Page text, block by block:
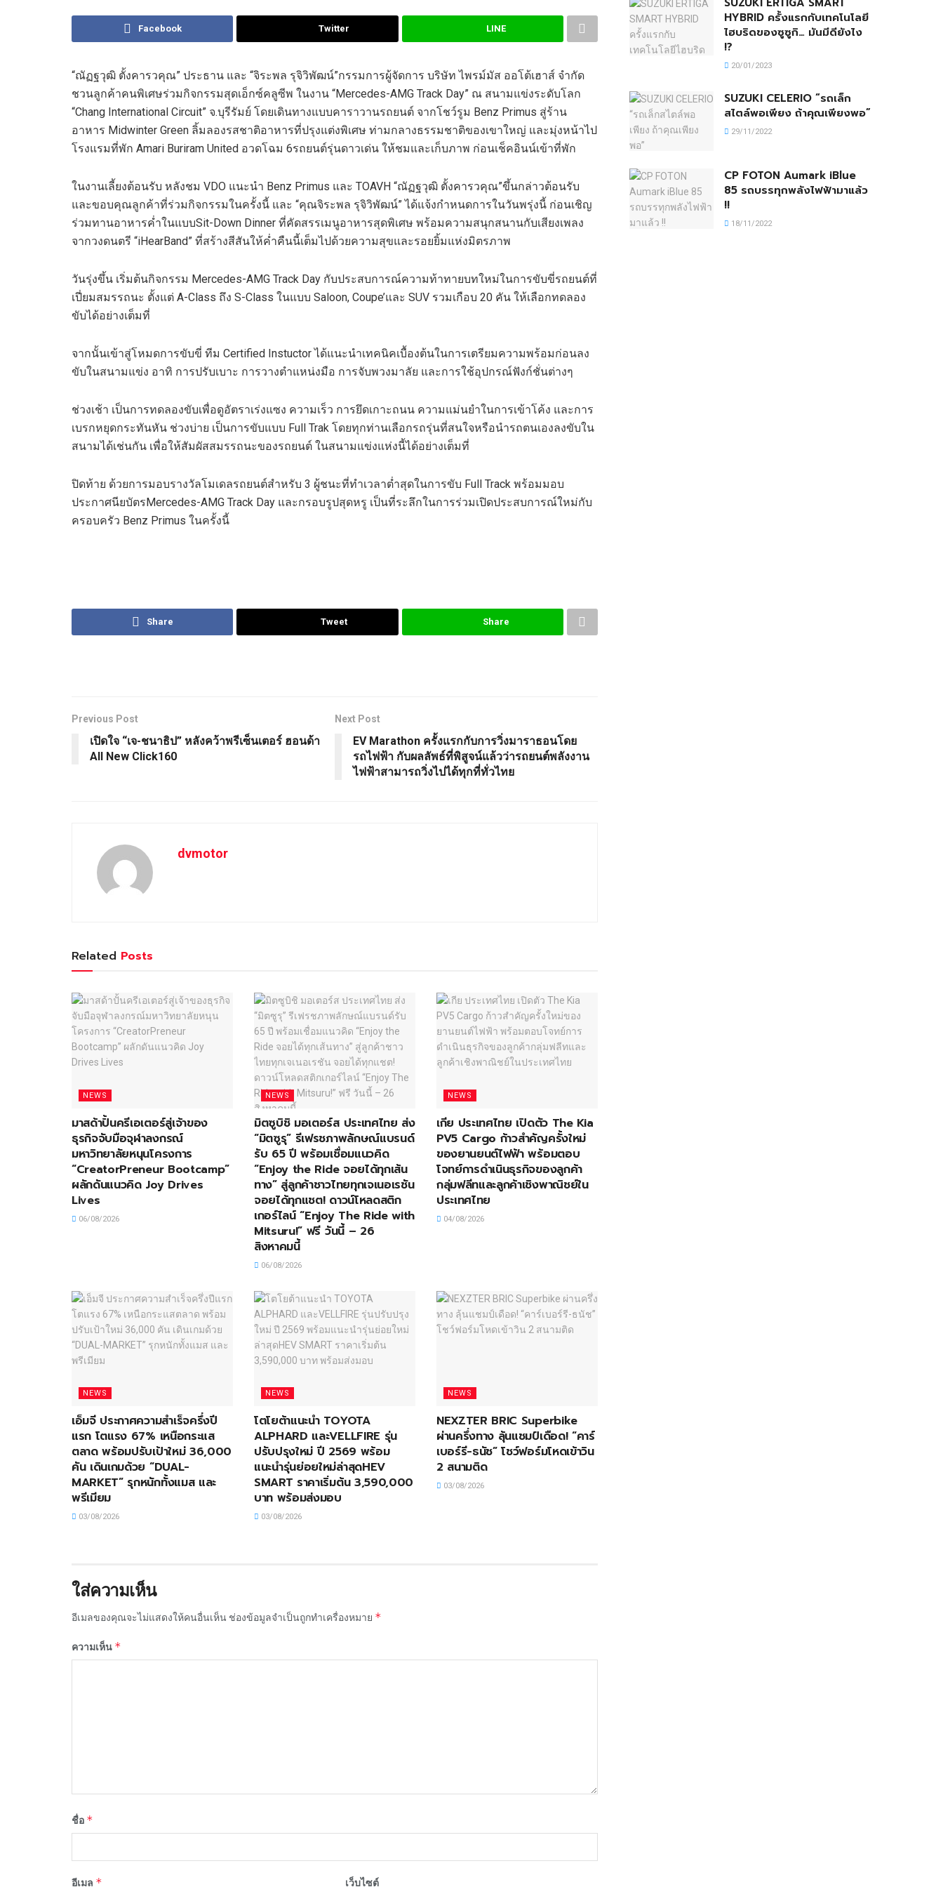
Facebook Twitter LINE
“ณัฏฐวุฒิ ตั้งคารวคุณ” ประธาน และ “จิระพล รุจิวิพัฒน์”กรรมการผู้จัดการ บริษัท ไพรม์มัส ออโต้เฮาส์ จำกัด
ชวนลูกค้าคนพิเศษร่วมกิจกรรมสุดเอ็กซ์คลูซีพ ในงาน “Mercedes-AMG Track Day” ณ สนามแข่งระดับโลก
“Chang International Circuit” จ.บุรีรัมย์ โดยเดินทางแบบคาราวานรถยนต์ จากโชว์รูม Benz Primus สู่ร้าน
อาหาร Midwinter Green ลิ้มลองรสชาติอาหารที่ปรุงแต่งพิเศษ ท่ามกลางธรรมชาติของเขาใหญ่ และมุ่งหน้าไป
โรงแรมที่พัก Amari Buriram United อวดโฉม 6รถยนต์รุ่นดาวเด่น ให้ชมและเก็บภาพ ก่อนเช็คอินน์เข้าที่พัก
ในงานเลี้ยงต้อนรับ หลังชม VDO แนะนำ Benz Primus และ TOAVH “ณัฏฐวุฒิ ตั้งคารวคุณ”ขึ้นกล่าวต้อนรับ
และขอบคุณลูกค้าที่ร่วมกิจกรรมในครั้งนี้ และ “คุณจิระพล รุจิวิพัฒน์” ได้แจ้งกำหนดการในวันพรุ่งนี้ ก่อนเชิญ
ร่วมทานอาหารค่ำในแบบSit-Down Dinner ที่คัดสรรเมนูอาหารสุดพิเศษ พร้อมความสนุกสนานกับเสียงเพลง
จากวงดนตรี “iHearBand” ที่สร้างสีสันให้ค่ำคืนนี้เต็มไปด้วยความสุขและรอยยิ้มแห่งมิตรภาพ
วันรุ่งขึ้น เริ่มต้นกิจกรรม Mercedes-AMG Track Day กับประสบการณ์ความท้าทายบทใหม่ในการขับขี่รถยนต์ที่
เปี่ยมสมรรถนะ ตั้งแต่ A-Class ถึง S-Class ในแบบ Saloon, Coupe’และ SUV รวมเกือบ 20 คัน ให้เลือกทดลอง
ขับได้อย่างเต็มที่
จากนั้นเข้าสู่โหมดการขับขี่ ทีม Certified Instuctor ได้แนะนำเทคนิคเบื้องต้นในการเตรียมความพร้อมก่อนลง
ขับในสนามแข่ง อาทิ การปรับเบาะ การวางตำแหน่งมือ การจับพวงมาลัย และการใช้อุปกรณ์ฟังก์ชั่นต่างๆ
ช่วงเช้า เป็นการทดลองขับเพื่อดูอัตราเร่งแซง ความเร็ว การยึดเกาะถนน ความแม่นยำในการเข้าโค้ง และการ
เบรกหยุดกระทันหัน ช่วงบ่าย เป็นการขับแบบ Full Trak โดยทุกท่านเลือกรถรุ่นที่สนใจหรือนำรถตนเองลงขับใน
สนามได้เช่นกัน เพื่อให้สัมผัสสมรรถนะของรถยนต์ ในสนามแข่งแห่งนี้ได้อย่างเต็มที่
ปิดท้าย ด้วยการมอบรางวัลโมเดลรถยนต์สำหรับ 3 ผู้ชนะที่ทำเวลาต่ำสุดในการขับ Full Track พร้อมมอบ
ประกาศนียบัตรMercedes-AMG Track Day และกรอบรูปสุดหรู เป็นที่ระลึกในการร่วมเปิดประสบการณ์ใหม่กับ
ครอบครัว Benz Primus ในครั้งนี้
Share Tweet Share
Previous Post
เปิดใจ “เจ-ชนาธิป” หลังคว้าพรีเซ็นเตอร์ ฮอนด้า
All New Click160
Next Post
EV Marathon ครั้งแรกกับการวิ่งมาราธอนโดย
รถไฟฟ้า กับผลลัพธ์ที่พิสูจน์แล้วว่ารถยนต์พลังงาน
ไฟฟ้าสามารถวิ่งไปได้ทุกที่ทั่วไทย
dvmotor
Related Posts
NEWS
มาสด้าปั้นครีเอเตอร์สู่เจ้าของ
ธุรกิจจับมือจุฬาลงกรณ์
มหาวิทยาลัยหนุนโครงการ
“CreatorPreneur Bootcamp”
ผลักดันแนวคิด Joy Drives
Lives
06/08/2026
NEWS
มิตซูบิชิ มอเตอร์ส ประเทศไทย ส่ง
“มิตซูรุ” รีเฟรชภาพลักษณ์แบรนด์
รับ 65 ปี พร้อมเชื่อมแนวคิด
“Enjoy the Ride จอยได้ทุกเส้น
ทาง” สู่ลูกค้าชาวไทยทุกเจเนอเรชัน
จอยได้ทุกแชต! ดาวน์โหลดสติก
เกอร์ไลน์ “Enjoy The Ride with
Mitsuru!” ฟรี วันนี้ – 26
สิงหาคมนี้
06/08/2026
NEWS
เกีย ประเทศไทย เปิดตัว The Kia
PV5 Cargo ก้าวสำคัญครั้งใหม่
ของยานยนต์ไฟฟ้า พร้อมตอบ
โจทย์การดำเนินธุรกิจของลูกค้า
กลุ่มฟลีทและลูกค้าเชิงพาณิชย์ใน
ประเทศไทย
04/08/2026
NEWS
เอ็มจี ประกาศความสำเร็จครึ่งปี
แรก โตแรง 67% เหนือกระแส
ตลาด พร้อมปรับเป้าใหม่ 36,000
คัน เดินเกมด้วย “DUAL-
MARKET” รุกหนักทั้งแมส และ
พรีเมียม
03/08/2026
NEWS
โตโยต้าแนะนำ TOYOTA
ALPHARD และVELLFIRE รุ่น
ปรับปรุงใหม่ ปี 2569 พร้อม
แนะนำรุ่นย่อยใหม่ล่าสุดHEV
SMART ราคาเริ่มต้น 3,590,000
บาท พร้อมส่งมอบ
03/08/2026
NEWS
NEXZTER BRIC Superbike
ผ่านครึ่งทาง ลุ้นแชมป์เดือด! “คาร์
เบอร์รี-ธนัช” โชว์ฟอร์มโหดเข้าวิน
2 สนามติด
03/08/2026
ใส่ความเห็น
อีเมลของคุณจะไม่แสดงให้คนอื่นเห็น ช่องข้อมูลจำเป็นถูกทำเครื่องหมาย *
ความเห็น *
ชื่อ *
อีเมล * เว็บไซต์
HYBRID ครั้งแรกกับเทคโนโลยี
ไฮบริดของซูซูกิ… มันมีดียังไง
!?
20/01/2023
SUZUKI CELERIO “รถเล็ก
สไตล์พอเพียง ถ้าคุณเพียงพอ”
29/11/2022
CP FOTON Aumark iBlue
85 รถบรรทุกพลังไฟฟ้ามาแล้ว
!!
18/11/2022